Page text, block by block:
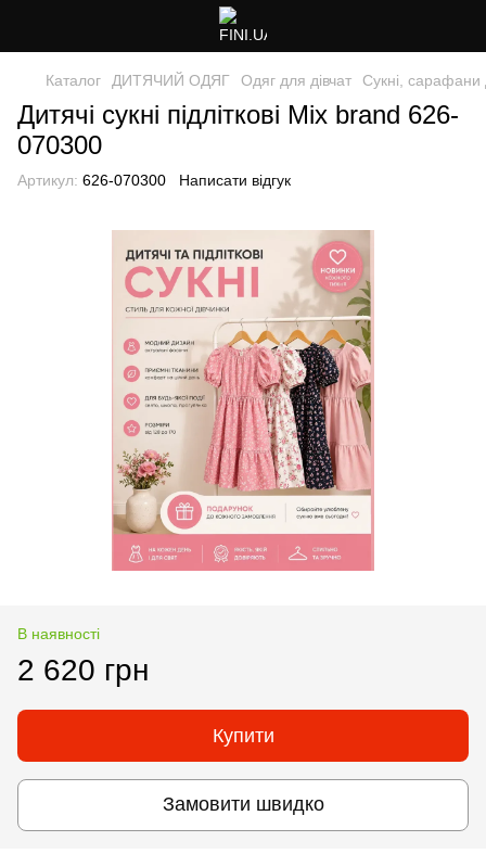
Каталог ДИТЯЧИЙ ОДЯГ Одяг для дівчат Сукні, сарафани
Дитячі сукні підліткові Mix brand 626-
070300
Артикул: 626-070300 Написати відгук
В наявності
2 620 грн
Купити
Замовити швидко